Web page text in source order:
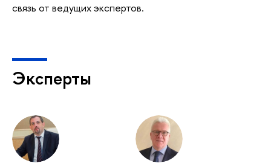
связь от ведущих экспертов.
Эксперты